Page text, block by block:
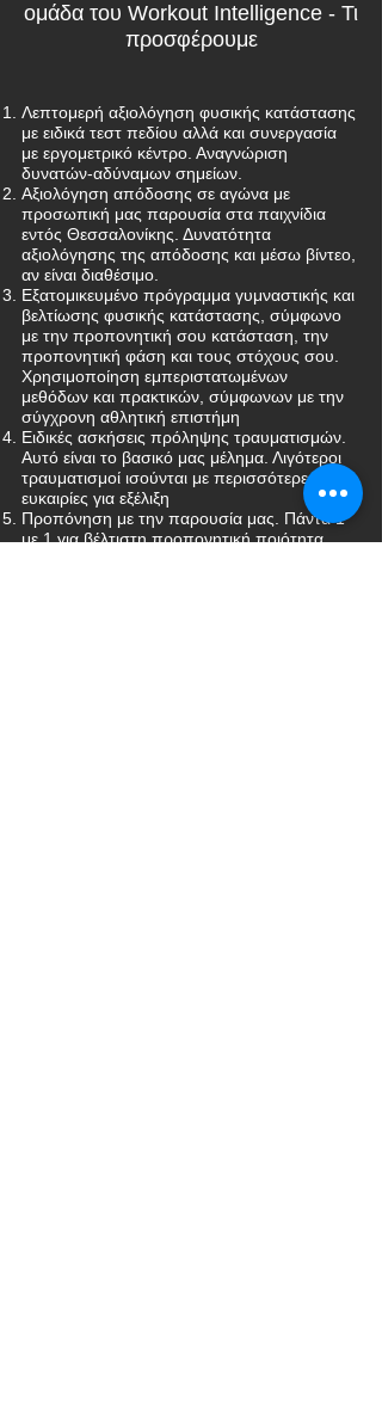
ομάδα του Workout Intelligence - Τι
προσφέρουμε
Λεπτομερή αξιολόγηση φυσικής κατάστασης
με ειδικά τεστ πεδίου αλλά και συνεργασία
με εργομετρικό κέντρο. Αναγνώριση
δυνατών-αδύναμων σημείων.
Αξιολόγηση απόδοσης σε αγώνα με
προσωπική μας παρουσία στα παιχνίδια
εντός Θεσσαλονίκης. Δυνατότητα
αξιολόγησης της απόδοσης και μέσω βίντεο,
αν είναι διαθέσιμο.
Εξατομικευμένο πρόγραμμα γυμναστικής και
βελτίωσης φυσικής κατάστασης, σύμφωνο
με την προπονητική σου κατάσταση, την
προπονητική φάση και τους στόχους σου.
Χρησιμοποίηση εμπεριστατωμένων
μεθόδων και πρακτικών, σύμφωνων με την
σύγχρονη αθλητική επιστήμη
Ειδικές ασκήσεις πρόληψης τραυματισμών.
Αυτό είναι το βασικό μας μέλημα. Λιγότεροι
τραυματισμοί ισούνται με περισσότερες
ευκαιρίες για εξέλιξη
Προπόνηση με την παρουσία μας. Πάντα 1
με 1 για βέλτιστη προπονητική ποιότητα.